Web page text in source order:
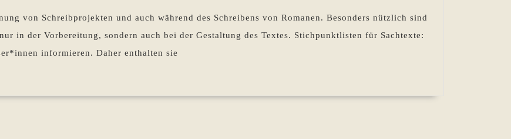
von Schreibprojekten und auch während des Schreibens von Romanen. Besonders nützlich sind
in der Vorbereitung, sondern auch bei der Gestaltung des Textes. Stichpunktlisten für Sachtexte:
informieren. Daher enthalten sie